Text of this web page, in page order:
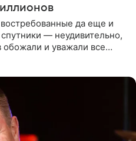
да еще и
— неудивительно,
обожали и уважали все